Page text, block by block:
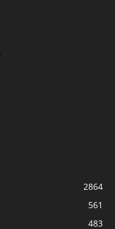
2864
561
483